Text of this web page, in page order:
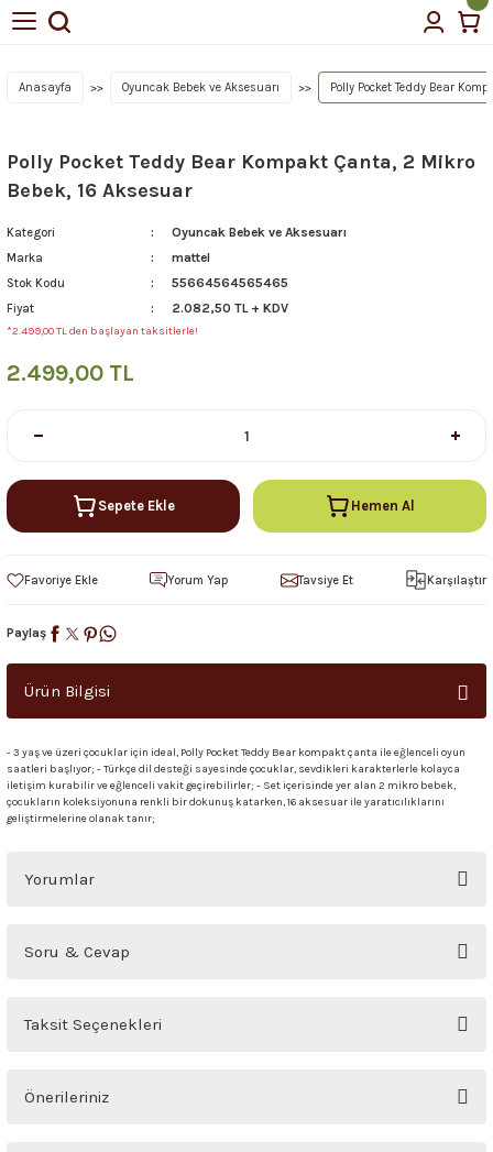
Anasayfa Oyuncak Bebek ve Aksesuarı Polly Pocket Teddy Bear
Polly Pocket Teddy Bear Kompakt Çanta, 2 Mikro
Bebek, 16 Aksesuar
Kategori Oyuncak Bebek ve Aksesuarı
Marka mattel
Stok Kodu 55664564565465
Fiyat 2.082,50 TL + KDV
*2.499,00 TL den başlayan taksitlerle!
2.499,00 TL
Sepete Ekle Hemen Al
Yorum Yap Tavsiye Et Karşılaştır
Paylaş
Ürün Bilgisi
- 3 yaş ve üzeri çocuklar için ideal, Polly Pocket Teddy Bear kompakt çanta ile eğlenceli oyun
saatleri başlıyor; - Türkçe dil desteği sayesinde çocuklar, sevdikleri karakterlerle kolayca
iletişim kurabilir ve eğlenceli vakit geçirebilirler; - Set içerisinde yer alan 2 mikro bebek,
çocukların koleksiyonuna renkli bir dokunuş katarken, 16 aksesuar ile yaratıcılıklarını
geliştirmelerine olanak tanır;
Yorumlar
Soru & Cevap
Ürün hakkında henüz soru sorulmamış.
Taksit Seçenekleri
Önerileriniz